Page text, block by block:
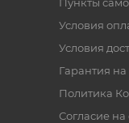
Условия
Условия
Гарантия на
Политика
Согласие